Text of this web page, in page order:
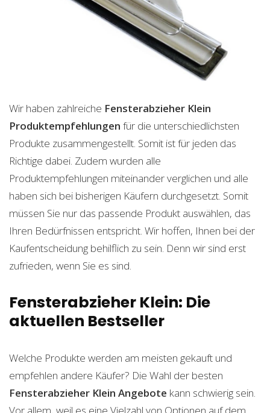
Wir haben zahlreiche Fensterabzieher Klein
Produktempfehlungen für die unterschiedlichsten
Produkte zusammengestellt. Somit ist für jeden das
Richtige dabei. Zudem wurden alle
Produktempfehlungen miteinander verglichen und alle
haben sich bei bisherigen Käufern durchgesetzt. Somit
müssen Sie nur das passende Produkt auswählen, das
Ihren Bedürfnissen entspricht. Wir hoffen, Ihnen bei der
Kaufentscheidung behilflich zu sein. Denn wir sind erst
zufrieden, wenn Sie es sind.
Fensterabzieher Klein: Die
aktuellen Bestseller
Welche Produkte werden am meisten gekauft und
empfehlen andere Käufer? Die Wahl der besten
Fensterabzieher Klein Angebote kann schwierig sein.